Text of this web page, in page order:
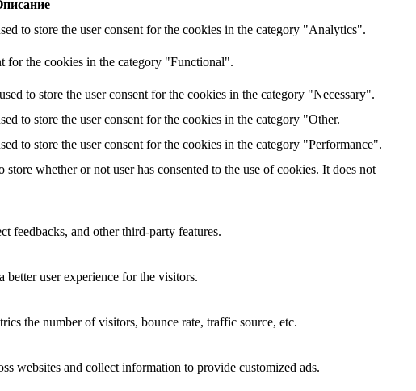
to store the user consent for the cookies in the category "Analytics".
for the cookies in the category "Functional".
to store the user consent for the cookies in the category "Necessary".
to store the user consent for the cookies in the category "Other.
to store the user consent for the cookies in the category "Performance".
whether or not user has consented to the use of cookies. It does not
feedbacks, and other third-party features.
user experience for the visitors.
the number of visitors, bounce rate, traffic source, etc.
websites and collect information to provide customized ads.